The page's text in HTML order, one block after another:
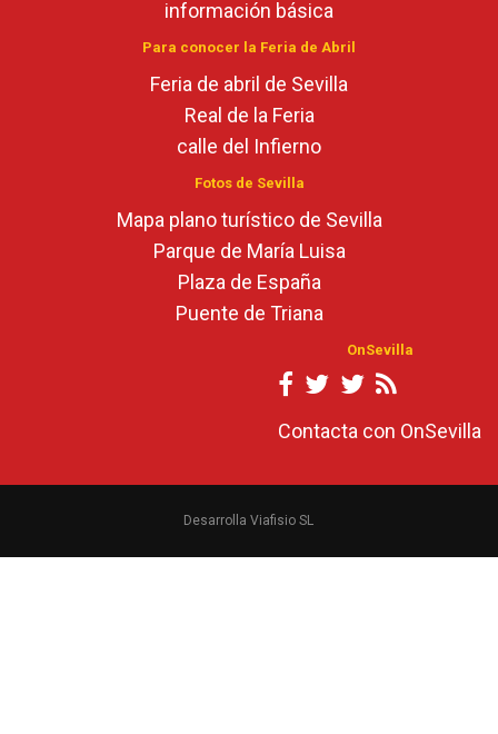
información básica
Para conocer la Feria de Abril
Feria de abril de Sevilla
Real de la Feria
calle del Infierno
Fotos de Sevilla
Mapa plano turístico de Sevilla
Parque de María Luisa
Plaza de España
Puente de Triana
OnSevilla
Contacta con OnSevilla
Desarrolla Viafisio SL